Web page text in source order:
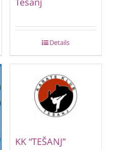
Details
KK “TEŠANJ”